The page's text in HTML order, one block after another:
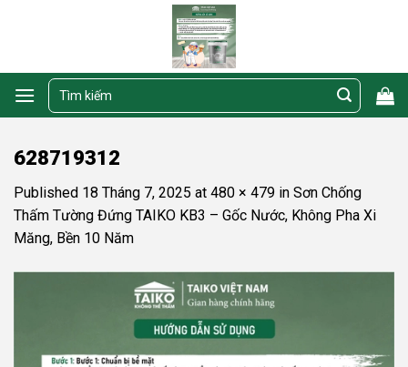
Tìm
kiếm:
628719312
Published 18 Tháng 7, 2025 at 480 × 479 in Sơn Chống
Thấm Tường Đứng TAIKO KB3 – Gốc Nước, Không Pha Xi
Măng, Bền 10 Năm